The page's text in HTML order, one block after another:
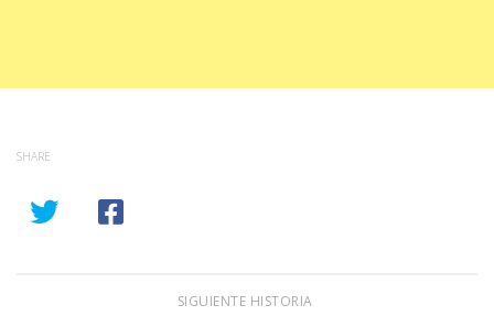
SHARE
SIGUIENTE HISTORIA